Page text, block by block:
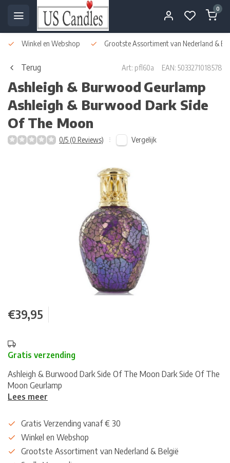
0
Winkel en Webshop Grootste Assortiment van Nederland &
Terug Art: pfl60a EAN: 5033271018578
Ashleigh & Burwood Geurlamp
Ashleigh & Burwood Dark Side
Of The Moon
0/5 (0 Reviews) Vergelijk
€39,95
Gratis verzending
Ashleigh & Burwood Dark Side Of The Moon Dark Side Of The
Moon Geurlamp
Lees meer
Gratis Verzending vanaf € 30
Winkel en Webshop
Grootste Assortiment van Nederland & België